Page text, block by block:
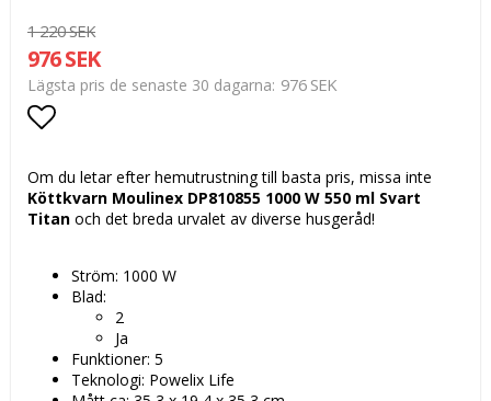
1 220 SEK
976 SEK
Lägsta pris de senaste 30 dagarna 976 SEK
Om du letar efter hemutrustning till basta pris, missa inte
Köttkvarn Moulinex DP810855 1000 W 550 ml Svart
Titan och det breda urvalet av diverse husgeråd!
Ström: 1000 W
Blad:
2
Ja
Funktioner: 5
Teknologi: Powelix Life